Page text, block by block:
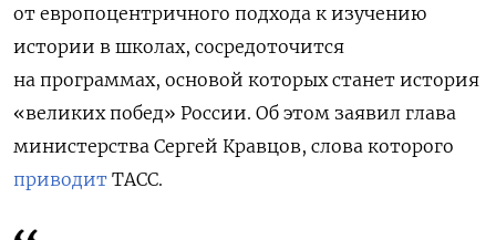
от европоцентричного подхода к изучению
истории в школах, сосредоточится
на программах, основой которых станет история
«великих побед» России. Об этом заявил глава
министерства Сергей Кравцов, слова которого
приводит ТАСС.